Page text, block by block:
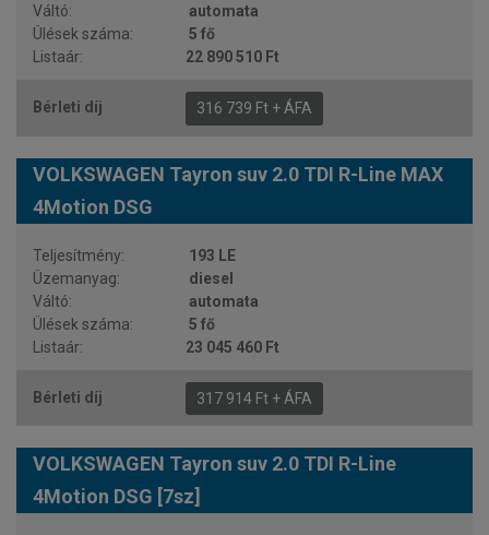
automata
5 fő
22 890 510 Ft
316 739 Ft + ÁFA
VOLKSWAGEN Tayron suv 2.0 TDI R-Line MAX
4Motion DSG
193 LE
diesel
automata
5 fő
23 045 460 Ft
317 914 Ft + ÁFA
VOLKSWAGEN Tayron suv 2.0 TDI R-Line
4Motion DSG [7sz]